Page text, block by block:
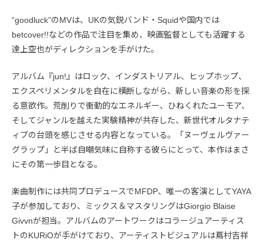
“goodluck”のMVは、UKの気鋭バンド・Squidや国内では
betcover!!などの作品で注目を集め、映画監督としても活躍する
達上空也がディレクションを手がけた。
アルバム『jun!』はロック、インダストリアル、ヒップホップ、
エクスペリメンタルを自在に横断しながら、新しい音楽の形を探
る意欲作。荒削りで衝動的なエネルギー、ひねくれたユーモア、
そしてジャンルを越えた実験精神が共存した、新世代オルタナテ
ィブの台頭を感じさせる内容となっている。「ヌーヴェルヴァー
グラップ」と半ば自嘲気味に自称する彼らにとって、本作はまさ
にその第一歩目となる。
楽曲制作には共同プロデュースでMFDP、唯一の客演としてYAYA
子が参加しており、ミックス＆マスタリングはGiorgio Blaise
Givvnが担当。アルバムのアートワークはコラージュアーティス
トのKURiOが手がけており、アーティストビジュアルは蔦村吉祥